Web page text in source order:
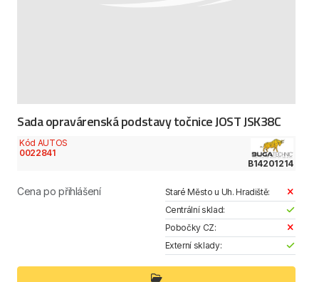
Sada opravárenská podstavy točnice JOST JSK38C
Kód AUTOS
0022841
B14201214
Cena po přihlášení
Staré Město u Uh. Hradiště:
Centrální sklad:
Pobočky CZ:
Externí sklady: